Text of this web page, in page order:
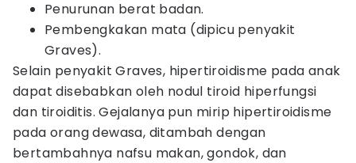
Penurunan berat badan.
Pembengkakan mata (dipicu penyakit
Graves).
Selain penyakit Graves, hipertiroidisme pada anak
dapat disebabkan oleh nodul tiroid hiperfungsi
dan tiroiditis. Gejalanya pun mirip hipertiroidisme
pada orang dewasa, ditambah dengan
bertambahnya nafsu makan, gondok, dan